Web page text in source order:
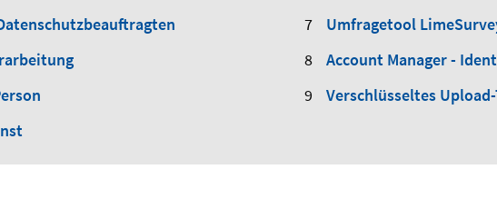
Umfragetool
Account Manager -
Verschlüsseltes